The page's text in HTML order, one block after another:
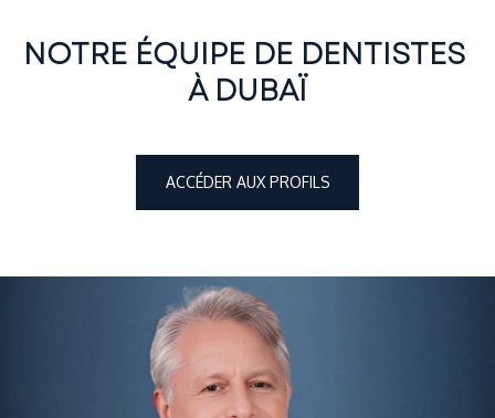
NOTRE ÉQUIPE DE DENTISTES
À DUBAÏ
ACCÉDER AUX PROFILS